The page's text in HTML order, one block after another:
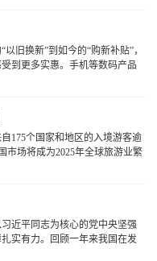
旧换新”到如今的“购新补贴”，
到更多实惠。手机等数码产品
的必需品。新政策不以“交旧”为
175个国家和地区的入境游客逾
市场将成为2025年全球旅游业繁
抱世界。不断实现更高质量的
近平同志为核心的党中央坚强
实有力。回顾一年来我国在发
眼帘。它们不仅与百姓生活息